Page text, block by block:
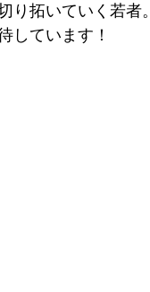
り拓いていく若者。
しています！